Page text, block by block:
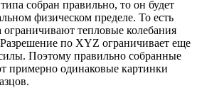
собран правильно, то он будет
физическом пределе. То есть
тепловые колебания
по XYZ ограничивает еще
Поэтому правильно собранные
примерно одинаковые картинки